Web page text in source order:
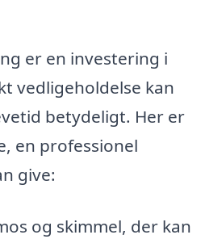
er en investering i
vedligeholdelse kan
betydeligt. Her er
en professionel
give:
og skimmel, der kan